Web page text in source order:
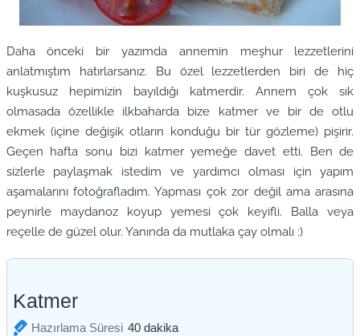
Daha önceki bir yazımda annemin meşhur lezzetlerini
anlatmıştım hatırlarsanız. Bu özel lezzetlerden biri de hiç
kuşkusuz hepimizin bayıldığı katmerdir. Annem çok sık
olmasada özellikle ilkbaharda bize katmer ve bir de otlu
ekmek (içine değişik otların konduğu bir tür gözleme) pişirir.
Geçen hafta sonu bizi katmer yemeğe davet etti. Ben de
sizlerle paylaşmak istedim ve yardımcı olması için yapım
aşamalarını fotoğrafladım. Yapması çok zor değil ama arasına
peynirle maydanoz koyup yemesi çok keyifli. Balla veya
reçelle de güzel olur. Yanında da mutlaka çay olmalı :)
Katmer
Hazırlama Süresi 40dakika
dakika